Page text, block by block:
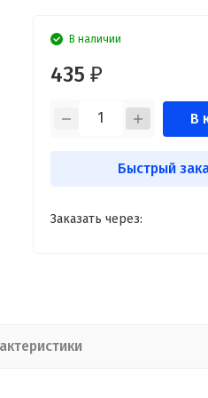
В наличии
435 ₽
В
Быстрый
Заказать через: